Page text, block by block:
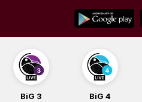
content
BiG 4 BiG Balade